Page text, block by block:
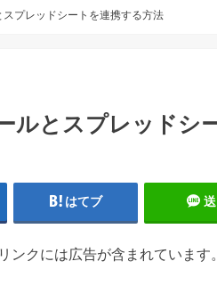
スプレッドシートを連携する方法
ルとスプレッドシ
はてブ
ンクには広告が含まれています。